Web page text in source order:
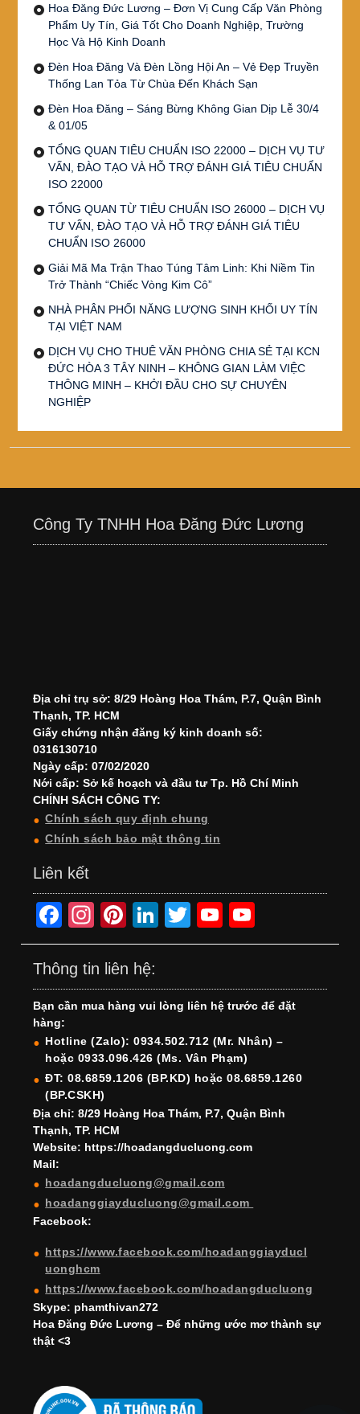
Hoa Đăng Đức Lương – Đơn Vị Cung Cấp Văn Phòng
Phẩm Uy Tín, Giá Tốt Cho Doanh Nghiệp, Trường
Học Và Hộ Kinh Doanh
Đèn Hoa Đăng Và Đèn Lồng Hội An – Vẻ Đẹp Truyền
Thống Lan Tỏa Từ Chùa Đến Khách Sạn
Đèn Hoa Đăng – Sáng Bừng Không Gian Dịp Lễ 30/4
& 01/05
TỔNG QUAN TIÊU CHUẨN ISO 22000 – DỊCH VỤ TƯ
VẤN, ĐÀO TẠO VÀ HỖ TRỢ ĐÁNH GIÁ TIÊU CHUẨN
ISO 22000
TỔNG QUAN TỪ TIÊU CHUẨN ISO 26000 – DỊCH VỤ
TƯ VẤN, ĐÀO TẠO VÀ HỖ TRỢ ĐÁNH GIÁ TIÊU
CHUẨN ISO 26000
Giải Mã Ma Trận Thao Túng Tâm Linh: Khi Niềm Tin
Trở Thành “Chiếc Vòng Kim Cô”
NHÀ PHÂN PHỐI NĂNG LƯỢNG SINH KHỐI UY TÍN
TẠI VIỆT NAM
DỊCH VỤ CHO THUÊ VĂN PHÒNG CHIA SẺ TẠI KCN
ĐỨC HÒA 3 TÂY NINH – KHÔNG GIAN LÀM VIỆC
THÔNG MINH – KHỞI ĐẦU CHO SỰ CHUYÊN
NGHIỆP
Công Ty TNHH Hoa Đăng Đức Lương
Địa chỉ trụ sở: 8/29 Hoàng Hoa Thám, P.7, Quận Bình
Thạnh, TP. HCM
Giấy chứng nhận đăng ký kinh doanh số:
0316130710
Ngày cấp: 07/02/2020
Nới cấp: Sở kế hoạch và đầu tư Tp. Hồ Chí Minh
CHÍNH SÁCH CÔNG TY:
Chính sách quy định chung
Chính sách bảo mật thông tin
Liên kết
F
a
c
e
b
o
o
k
In
st
a
gr
a
m
Pi
nt
er
e
st
Li
n
e
dI
n
T
wi
er
Y
o
T
u
b
e
o
T
u
b
e
h
Thông tin liên hệ:
Bạn cần mua hàng vui lòng liên hệ trước để đặt
hàng:
Hotline (Zalo): 0934.502.712 (Mr. Nhân) –
hoặc 0933.096.426 (Ms. Vân Phạm)
ĐT: 08.6859.1206 (BP.KD) hoặc 08.6859.1260
(BP.CSKH)
Địa chỉ: 8/29 Hoàng Hoa Thám, P.7, Quận Bình
Thạnh, TP. HCM
Website: https://hoadangducluong.com
Mail:
hoadangducluong@gmail.com
hoadanggiayducluong@gmail.com
Facebook:
https://www.facebook.com/hoadanggiayducl
uonghcm
https://www.facebook.com/hoadangducluong
Skype: phamthivan272
Hoa Đăng Đức Lương – Để những ước mơ thành sự
thật <3